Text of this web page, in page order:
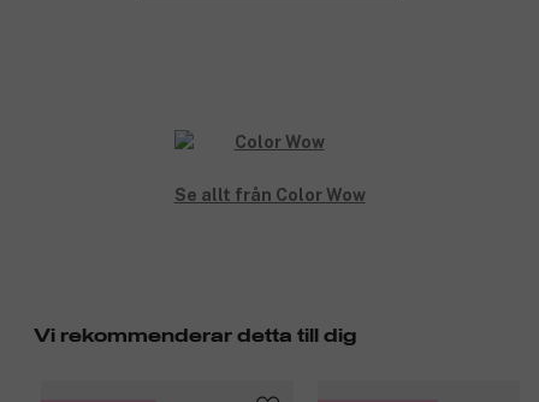
Se allt från Color Wow
Vi rekommenderar detta till dig